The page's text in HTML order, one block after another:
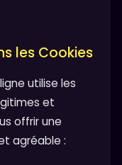
les Cookies
utilise les
et
offrir une
agréable :